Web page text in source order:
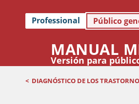
Professional Público
MANUAL
Versión para
< DIAGNÓSTICO DE LOS